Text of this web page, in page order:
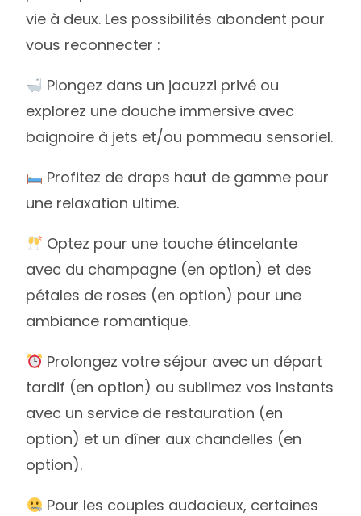
vie à deux. Les possibilités abondent pour
vous reconnecter :
Plongez dans un jacuzzi privé ou
explorez une douche immersive avec
baignoire à jets et/ou pommeau sensoriel.
Profitez de draps haut de gamme pour
une relaxation ultime.
Optez pour une touche étincelante
avec du champagne (en option) et des
pétales de roses (en option) pour une
ambiance romantique.
Prolongez votre séjour avec un départ
tardif (en option) ou sublimez vos instants
avec un service de restauration (en
option) et un dîner aux chandelles (en
option).
Pour les couples audacieux, certaines